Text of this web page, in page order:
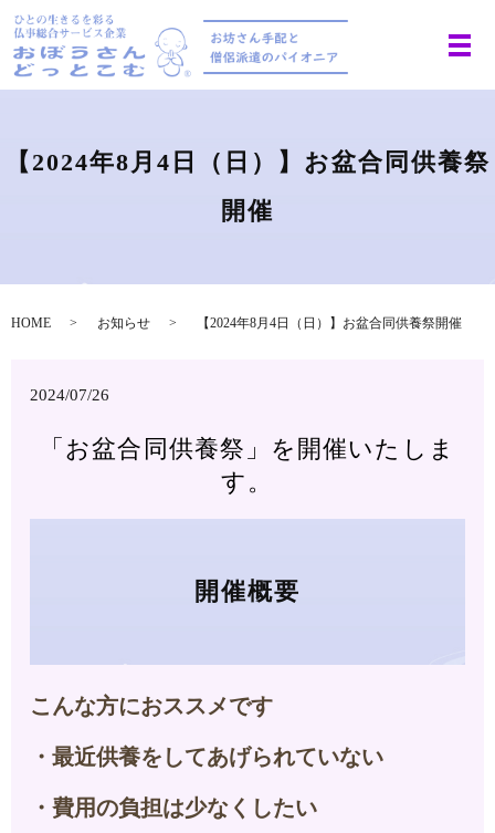
【2024年8月4日（日）】お盆合同供養祭
開催
HOME お知らせ 【2024年8月4日（日）】お盆合同供養祭開催
2024/07/26
「お盆合同供養祭」を開催いたしま
す。
開催概要
こんな方におススメです
・最近供養をしてあげられていない
・費用の負担は少なくしたい